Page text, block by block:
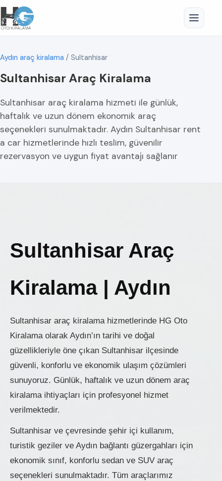
Aydın araç kiralama / Sultanhisar
Sultanhisar Araç Kiralama
Sultanhisar araç kiralama hizmeti ile günlük,
haftalık ve uzun dönem ekonomik araç
seçenekleri sunulmaktadır. Aydın Sultanhisar rent
a car hizmetlerinde hızlı teslim, güvenilir
rezervasyon ve uygun fiyat avantajı sağlanır
Sultanhisar Araç
Kiralama | Aydın
Sultanhisar araç kiralama hizmetlerinde HG Oto
Kiralama olarak Aydın’ın tarihi ve doğal
güzellikleriyle öne çıkan Sultanhisar ilçesinde
güvenli, konforlu ve ekonomik ulaşım çözümleri
sunuyoruz. Günlük, haftalık ve uzun dönem araç
kiralama ihtiyaçları için profesyonel hizmet
verilmektedir.
Sultanhisar ve çevresinde şehir içi kullanım,
turistik geziler ve Aydın bağlantı güzergahları için
ekonomik sınıf, konforlu sedan ve SUV araç
seçenekleri sunulmaktadır. Tüm araçlarımız